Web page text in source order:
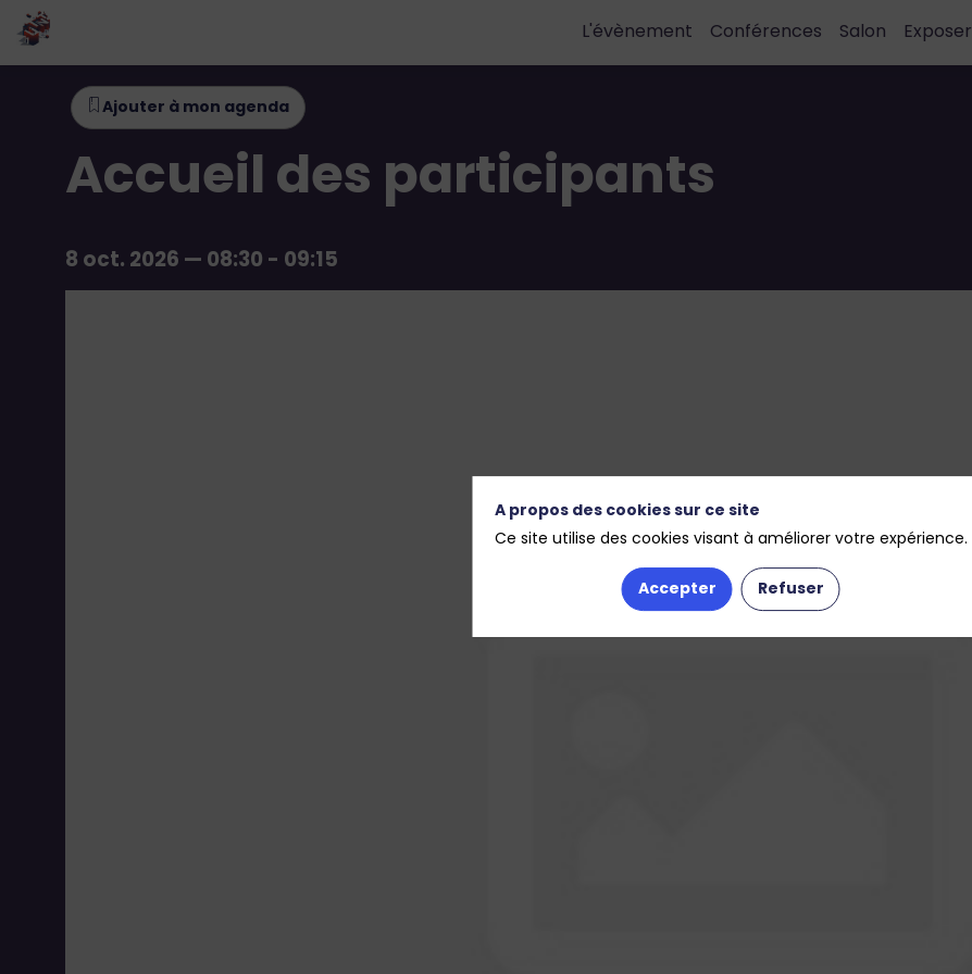
L'évènement Conférences Salon Exposer
Ajouter à mon agenda
Accueil des participants
8 oct. 2026—08:30- 09:15
A propos des cookies sur ce site
Ce site utilise des cookies visant à améliorer votre expérience.
Accepter Refuser